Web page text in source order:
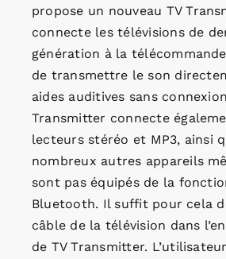
propose un nouveau TV
connecte les télévisions de
génération à la
de transmettre le son
aides auditives sans
Transmitter connecte
lecteurs stéréo et MP3, ainsi
nombreux autres appareils
sont pas équipés de la
Bluetooth. Il suffit pour cela
câble de la télévision dans
de TV Transmitter.